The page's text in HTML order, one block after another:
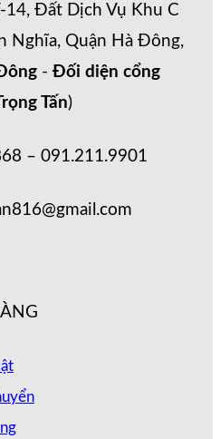
Đất Dịch Vụ Khu C
Nghĩa, Quận Hà Đông,
- Đối diện cổng
Tấn)
– 091.211.9901